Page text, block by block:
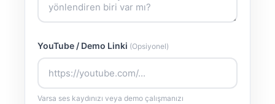
YouTube / Demo Linki (Opsiyonel)
Varsa ses kaydınızı veya demo çalışmanızı